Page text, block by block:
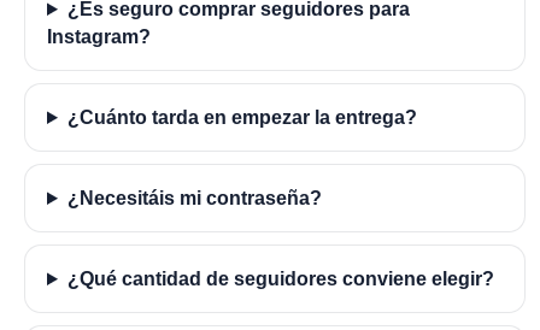
¿Es seguro comprar seguidores para
Instagram?
¿Cuánto tarda en empezar la entrega?
¿Necesitáis mi contraseña?
¿Qué cantidad de seguidores conviene elegir?